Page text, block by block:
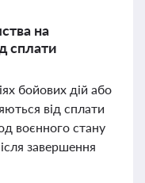
на
сплати
бойових дій або
від сплати
воєнного стану
завершення